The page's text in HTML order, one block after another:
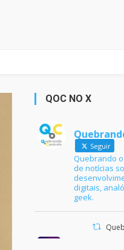
QOC NO X
Seguir
Quebrando
de notícias
digitais,
geek.